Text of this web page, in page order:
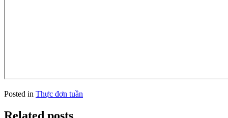
Posted in Thực đơn tuần
Related posts